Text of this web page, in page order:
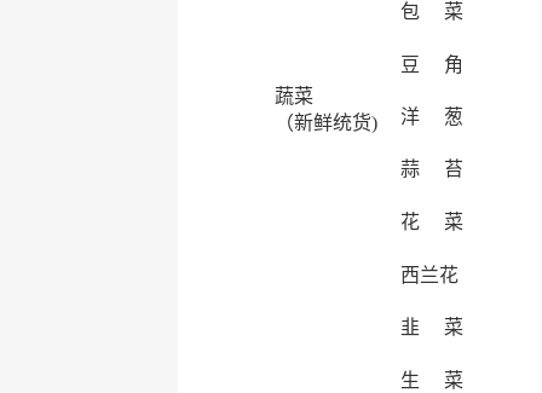
蔬菜
（新鲜统货)
包 菜
豆 角
洋 葱
蒜 苔
花 菜
西兰花
韭 菜
生 菜